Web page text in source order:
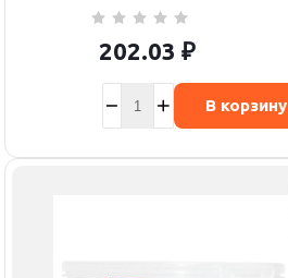
202.03 ₽
В корзину